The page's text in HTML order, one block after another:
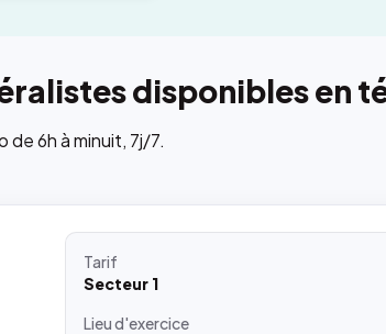
disponibles en
6h à minuit, 7j/7.
Tarif
Secteur 1
Lieud'exercice